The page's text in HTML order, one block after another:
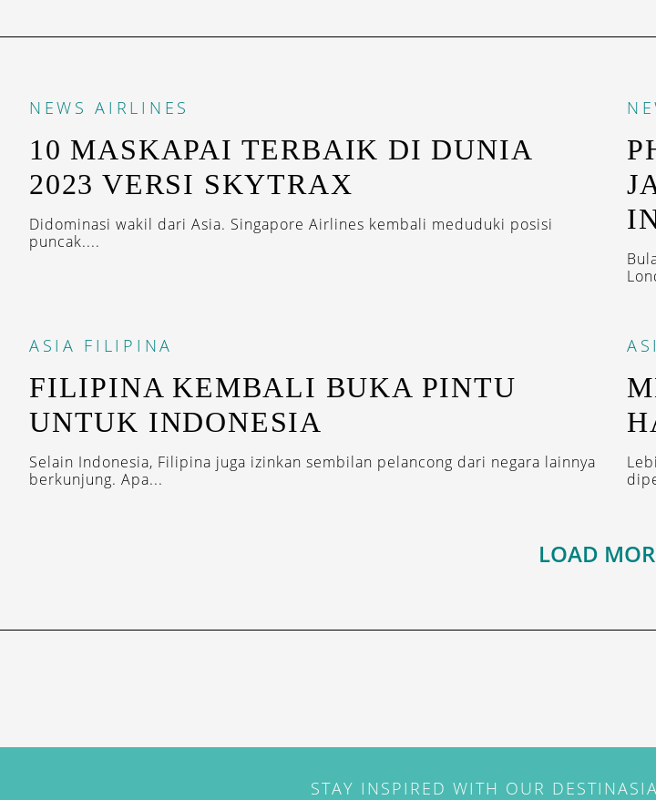
NEWS AIRLINES
​10 MASKAPAI TERBAIK DI DUNIA
2023 VERSI SKYTRAX
Didominasi wakil dari Asia. Singapore Airlines kembali meduduki posisi
puncak....
ASIA FILIPINA
FILIPINA KEMBALI BUKA PINTU
UNTUK INDONESIA
Selain Indonesia, Filipina juga izinkan sembilan pelancong dari negara lainnya
berkunjung. Apa...
LOAD
STAY INSPIRED WITH OUR